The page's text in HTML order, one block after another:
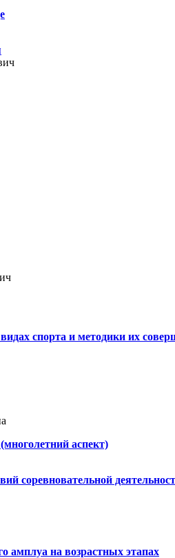
спорта и методики их
аспект)
соревновательной
амплуа на возрастных этапах